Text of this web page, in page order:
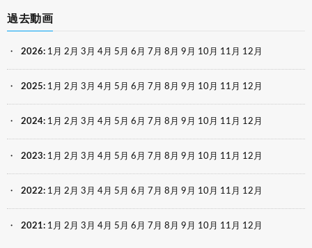
過去動画
2026: 1月 2月 3月 4月 5月 6月 7月 8月 9月 10月 11月 12月
2025: 1月 2月 3月 4月 5月 6月 7月 8月 9月 10月 11月 12月
2024: 1月 2月 3月 4月 5月 6月 7月 8月 9月 10月 11月 12月
2023: 1月 2月 3月 4月 5月 6月 7月 8月 9月 10月 11月 12月
2022: 1月 2月 3月 4月 5月 6月 7月 8月 9月 10月 11月 12月
2021: 1月 2月 3月 4月 5月 6月 7月 8月 9月 10月 11月 12月